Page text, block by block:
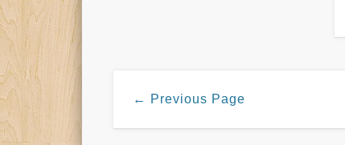
← Previous Page